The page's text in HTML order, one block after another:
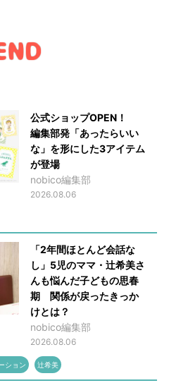
公式ショップOPEN！
編集部発「あったらいい
な」を形にした3アイテム
が登場
nobico編集部
2026.08.06
「2年間ほとんど会話な
し」5児のママ・辻希美さ
んも悩んだ子どもの思春
期 関係が戻ったきっか
けとは？
nobico編集部
2026.08.06
ション 辻希美